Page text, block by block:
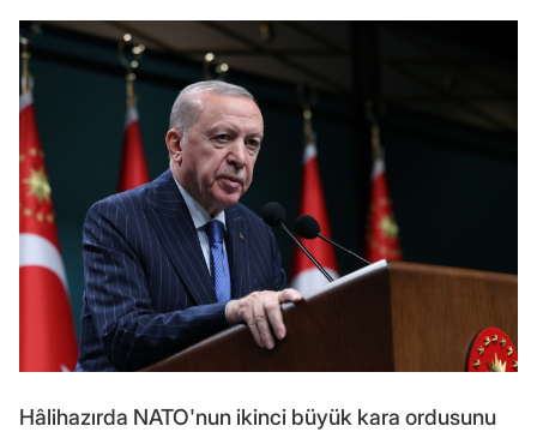
Hâlihazırda NATO'nun ikinci büyük kara ordusunu